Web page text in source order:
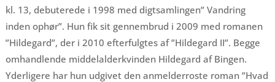
kl. 13, debuterede i 1998 med digtsamlingen” Vandring
inden ophør”. Hun fik sit gennembrud i 2009 med romanen
”Hildegard”, der i 2010 efterfulgtes af ”Hildegard II”. Begge
omhandlende middelalderkvinden Hildegard af Bingen.
Yderligere har hun udgivet den anmelderroste roman ”Hvad